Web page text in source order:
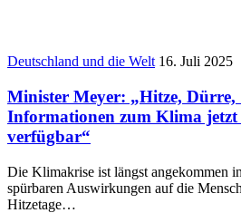
Deutschland und die Welt 16. Juli 2025
Minister Meyer: „Hitze,
Informationen zum Klima jetzt
verfügbar“
Die Klimakrise ist längst angekommen
spürbaren Auswirkungen auf die
Hitzetage…